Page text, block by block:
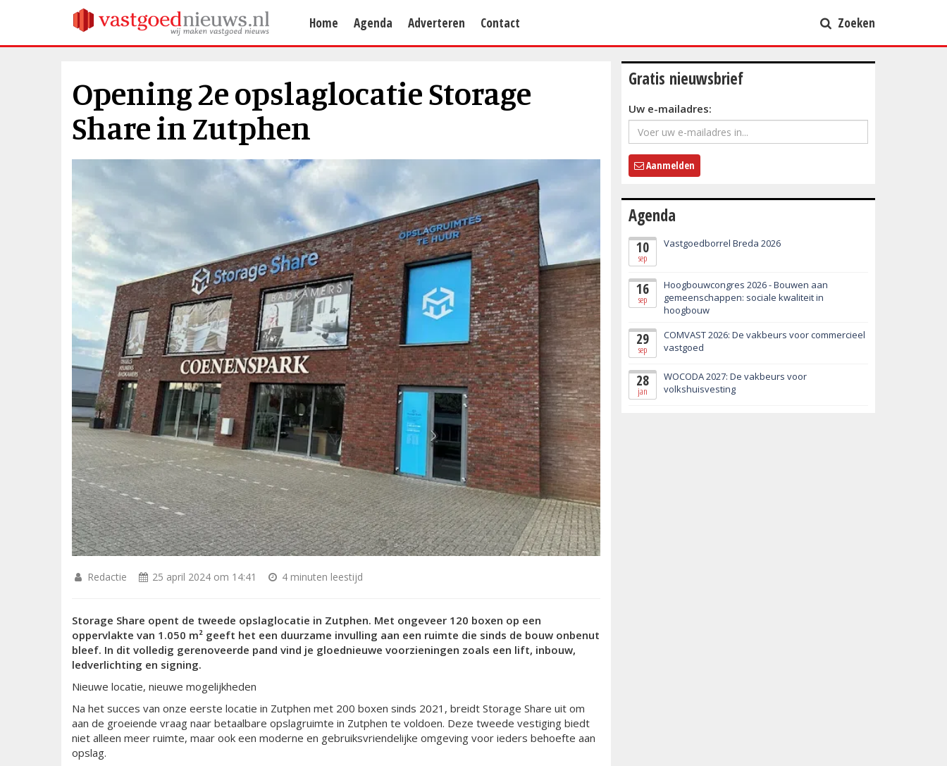
Home Agenda Adverteren Contact Zoeken
Opening 2e opslaglocatie Storage
Share in Zutphen
Redactie 25 april 2024 om 14:41 4 minuten leestijd
Storage Share opent de tweede opslaglocatie in Zutphen. Met ongeveer 120 boxen op een
oppervlakte van 1.050 m² geeft het een duurzame invulling aan een ruimte die sinds de bouw onbenut
bleef. In dit volledig gerenoveerde pand vind je gloednieuwe voorzieningen zoals een lift, inbouw,
ledverlichting en signing.
Nieuwe locatie, nieuwe mogelijkheden
Na het succes van onze eerste locatie in Zutphen met 200 boxen sinds 2021, breidt Storage Share uit om
aan de groeiende vraag naar betaalbare opslagruimte in Zutphen te voldoen. Deze tweede vestiging biedt
niet alleen meer ruimte, maar ook een moderne en gebruiksvriendelijke omgeving voor ieders behoefte aan
opslag.
Gratis nieuwsbrief
Uw e-mailadres:
Aanmelden
Agenda
10
sep
Vastgoedborrel Breda 2026
16
sep
Hoogbouwcongres 2026 - Bouwen aan
gemeenschappen: sociale kwaliteit in
hoogbouw
29
sep
COMVAST 2026: De vakbeurs voor commercieel
vastgoed
28
jan
WOCODA 2027: De vakbeurs voor
volkshuisvesting